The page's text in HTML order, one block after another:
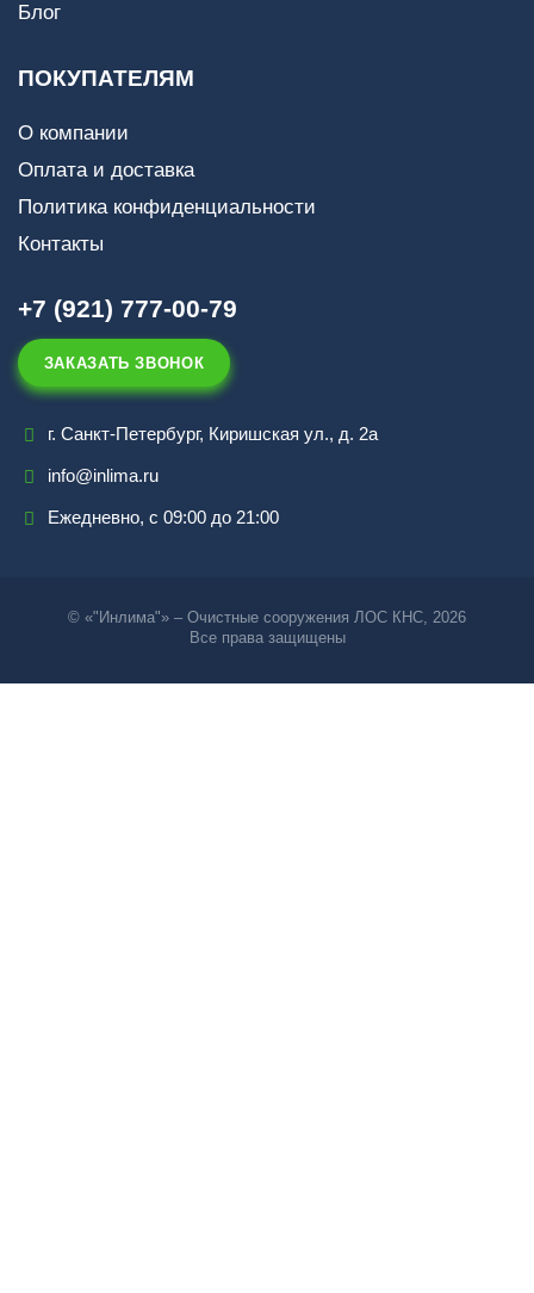
Блог
ПОКУПАТЕЛЯМ
О компании
Оплата и доставка
Политика конфиденциальности
Контакты
+7 (921) 777-00-79
ЗАКАЗАТЬ ЗВОНОК
г. Санкт-Петербург, Киришская ул., д. 2а
info@inlima.ru
Ежедневно, с 09:00 до 21:00
© «"Инлима"» – Очистные сооружения ЛОС КНС, 2026
Все права защищены